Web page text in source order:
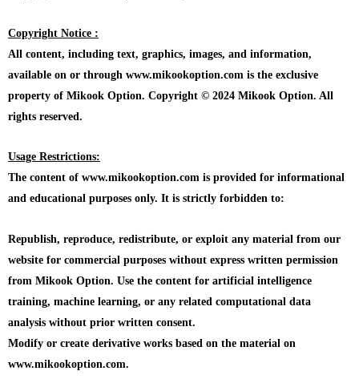
Copyright Notice :
All content, including text, graphics, images, and information,
available on or through www.mikookoption.com is the exclusive
property of Mikook Option. Copyright © 2024 Mikook Option. All
rights reserved.
Usage Restrictions:
The content of www.mikookoption.com is provided for informational
and educational purposes only. It is strictly forbidden to:
Republish, reproduce, redistribute, or exploit any material from our
website for commercial purposes without express written permission
from Mikook Option. Use the content for artificial intelligence
training, machine learning, or any related computational data
analysis without prior written consent.
Modify or create derivative works based on the material on
www.mikookoption.com.